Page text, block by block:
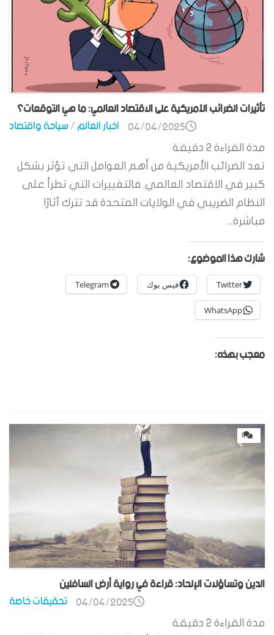
تأثيرات الضرائب الأمريكية على الاقتصاد العالمي: ما هي التوقعات؟
اخبار العالم/سياحة واقتصاد 04/04/2025
مدة القراءة 2 دقيقة
تعد الضرائب الأمريكية من أهم العوامل التي تؤثر بشكل
كبير في الاقتصاد العالمي. فالتغييرات التي تطرأ على
النظام الضريبي في الولايات المتحدة قد تترك آثارًا
مباشرة...
شارك هذا الموضوع:
Twitter فيس بوك Telegram
WhatsApp
معجب بهذه:
0
الدين وتساؤلات الإلحاد: قراءة في رواية أرض السافلين
تحقيقات خاصة 04/04/2025
مدة القراءة 2 دقيقة